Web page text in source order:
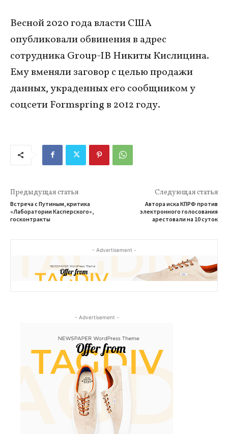
Весной 2020 года власти США
опубликовали обвинения в адрес
сотрудника Group-IB Никиты Кислицина.
Ему вменяли заговор с целью продажи
данных, украденных его сообщником у
соцсети Formspring в 2012 году.
Предыдущая статья
Встреча с Путиным, критика
«Лаборатории Касперского»,
госконтракты
Следующая статья
Автора иска КПРФ против
электронного голосования
арестовали на 10 суток
- Advertisement -
- Advertisement -